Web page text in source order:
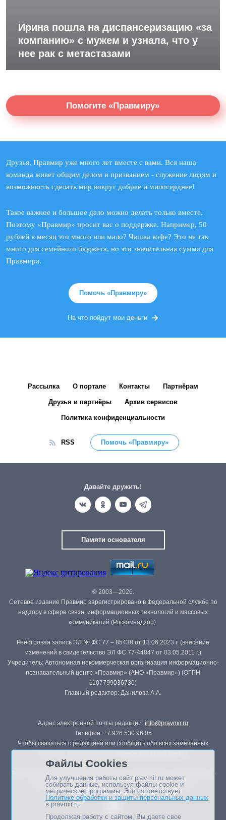
Ирина пошла на диспансеризацию «за
компанию» с мужем и узнала, что у
нее рак с метастазами
Помогите «Правмиру»
Друзья, Правмир уже много лет вместе с вами. Вся наша
команда живет общим делом и призванием - служение людям и
возможность сделать мир вокруг добрее и милосерднее!
Такое важное и большое дело можно делать только вместе.
Поэтому «Правмир» просит вас о поддержке. Например, 50
рублей в месяц это много или мало? Чашка кофе? Это не так
много для семейного бюджета, но это значительная сумма для
Правмира.
Помочь «Правмиру»
На что пойдут мои деньги
Рассылка О портале Контакты Партнёрам
Друзья и партнёры Архив сервисов
Политика конфиденциальности
RSS Помочь «Правмиру»
Давайте дружить!
Памяти основателя
© 2003—2026.
Сетевое издание Правмир зарегистрировано в Федеральной службе по
надзору в сфере связи, информационных технологий и массовых
коммуникаций (Роскомнадзор).
Реестровая запись ЭЛ № ФС 77 – 85438 от 13.06.2023 г. (внесение
изменений в свидетельство ЭЛ ФС 77-44847 от 03.05.2011 г.)
Учредитель: Автономная некоммерческая организация информационно-
познавательный центр «Правмир» (АНО «Правмир») (ОГРН
1107799036730)
Главный редактор: Данилова А.А.
Адрес электронной почты редакции: info@pravmir.ru
Телефон: +7 926 530 96 05
Чтобы связаться с редакцией или сообщить обо всех замеченных
Републикация материалов сайта в печатных изданиях (книгах, прессе)
возможна только с письменного разрешения редакции.
Файлы Cookies
Для улучшения работы сайт pravmir.ru может
собирать данные, используя файлы cookie и
метрические программы. Это соответствует
Политике обработки и защиты персональных данных
в pravmir.ru
Продолжая работу с сайтом, Вы даете свое